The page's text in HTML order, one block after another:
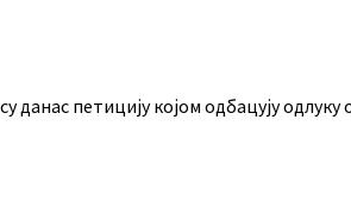
петицију којом одбацују одлуку